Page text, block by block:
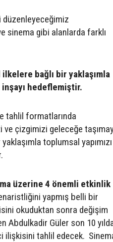
düzenleyeceğimiz
sinema gibi alanlarda farklı
bağlı bir yaklaşımla
hedeflemiştir.
tahlil formatlarında
çizgimizi geleceğe
toplumsal yapımızı
üzerine 4 önemli etkinlik
yapmış belli bir
okuduktan sonra değişim
Abdulkadir Güler son 10
ilişkisini tahlil edecek.